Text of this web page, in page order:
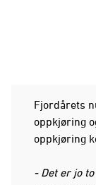
Fjordårets
oppkjøring
oppkjøring
- Det er jo